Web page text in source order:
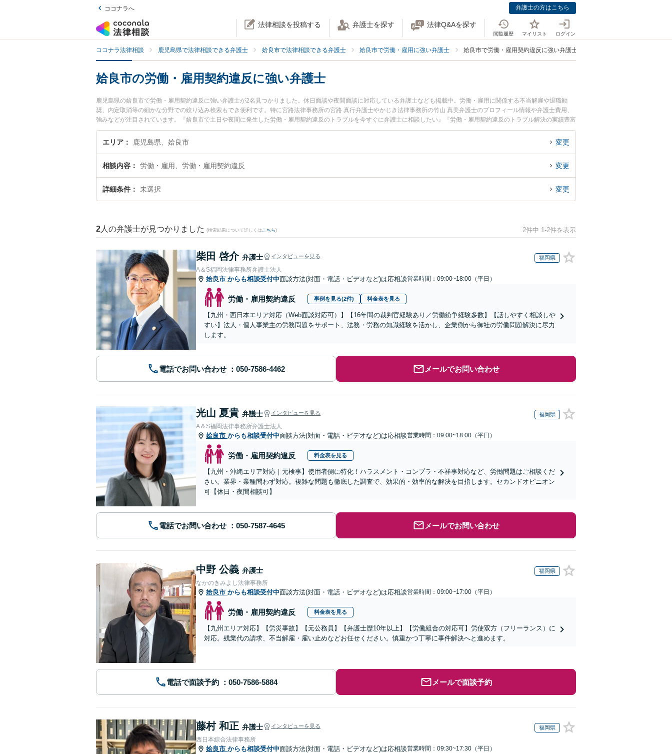
ココナラへ 弁護士の方はこちら
法律相談を投稿する 弁護士を探す 法律Q&Aを探す
閲覧履歴 マイリスト ログイン
ココナラ法律相談 鹿児島県で法律相談できる弁護士 姶良市で法律相談できる弁護士 姶良市で労働・雇用に強い弁護士 姶良市で労働・雇用契約違反に強い弁護士
姶良市の労働・雇用契約違反に強い弁護士
鹿児島県の姶良市で労働・雇用契約違反に強い弁護士が2名見つかりました。休日面談や夜間面談に対応している弁護士なども掲載中。労働・雇用に関係する不当解雇や退職勧
奨、内定取消等の細かな分野での絞り込み検索もでき便利です。特に宮路法律事務所の宮路 真行弁護士やかじき法律事務所の竹山 真美弁護士のプロフィール情報や弁護士費用、
強みなどが注目されています。『姶良市で土日や夜間に発生した労働・雇用契約違反のトラブルを今すぐに弁護士に相談したい』『労働・雇用契約違反のトラブル解決の実績豊富
な近くの弁護士を検索したい』『初回相談無料で労働・雇用契約違反を法律相談できる姶良市内の弁護士に相談予約したい』などでお困りの相談者さんにおすすめです。
エリア 鹿児島県、姶良市 変更
相談内容 労働・雇用、労働・雇用契約違反 変更
詳細条件 未選択 変更
2 人の弁護士が見つかりました (検索結果について詳しくは こちら) 2件中 1-2件を表示
柴田 啓介 弁護士 インタビューを見る 福岡県
A＆S福岡法律事務所弁護士法人
姶良市 からも相談受付中面談方法(対面・電話・ビデオなど)は応相談営業時間：09:00~18:00（平日）
労働・雇用契約違反 事例を見る(2件) 料金表を見る
【九州・西日本エリア対応（Web面談対応可）】【16年間の裁判官経験あり／労働紛争経験多数】【話しやすく相談しや
すい】法人・個人事業主の労務問題をサポート、法務・労務の知識経験を活かし、企業側から御社の労働問題解決に尽力
します。
電話でお問い合わせ メールでお問い合わせ
光山 夏貴 弁護士 インタビューを見る 福岡県
A＆S福岡法律事務所弁護士法人
姶良市 からも相談受付中面談方法(対面・電話・ビデオなど)は応相談営業時間：09:00~18:00（平日）
労働・雇用契約違反 料金表を見る
【九州・沖縄エリア対応｜元検事】使用者側に特化！ハラスメント・コンプラ・不祥事対応など、労働問題はご相談くだ
さい。業界・業種問わず対応。複雑な問題も徹底した調査で、効果的・効率的な解決を目指します。セカンドオピニオン
可【休日・夜間相談可】
電話でお問い合わせ メールでお問い合わせ
中野 公義 弁護士 福岡県
なかのきみよし法律事務所
姶良市 からも相談受付中面談方法(対面・電話・ビデオなど)は応相談営業時間：09:00~17:00（平日）
労働・雇用契約違反 料金表を見る
【九州エリア対応】【労災事故】【元公務員】【弁護士歴10年以上】【労働組合の対応可】労使双方（フリーランス）に
対応。残業代の請求、不当解雇・雇い止めなどお任せください。慎重かつ丁寧に事件解決へと進めます。
電話で面談予約 メールで面談予約
藤村 和正 弁護士 インタビューを見る 福岡県
西日本綜合法律事務所
姶良市 からも相談受付中面談方法(対面・電話・ビデオなど)は応相談営業時間：09:30~17:30（平日）